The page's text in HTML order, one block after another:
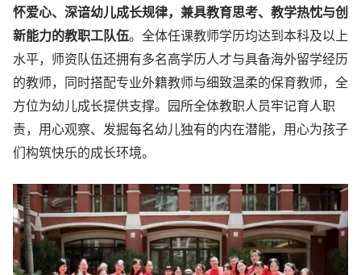
怀爱心、深谙幼儿成长规律，兼具教育思考、教学热忱与创
新能力的教职工队伍。全体任课教师学历均达到本科及以上
水平，师资队伍还拥有多名高学历人才与具备海外留学经历
的教师，同时搭配专业外籍教师与细致温柔的保育教师，全
方位为幼儿成长提供支撑。园所全体教职人员牢记育人职
责，用心观察、发掘每名幼儿独有的内在潜能，用心为孩子
们构筑快乐的成长环境。